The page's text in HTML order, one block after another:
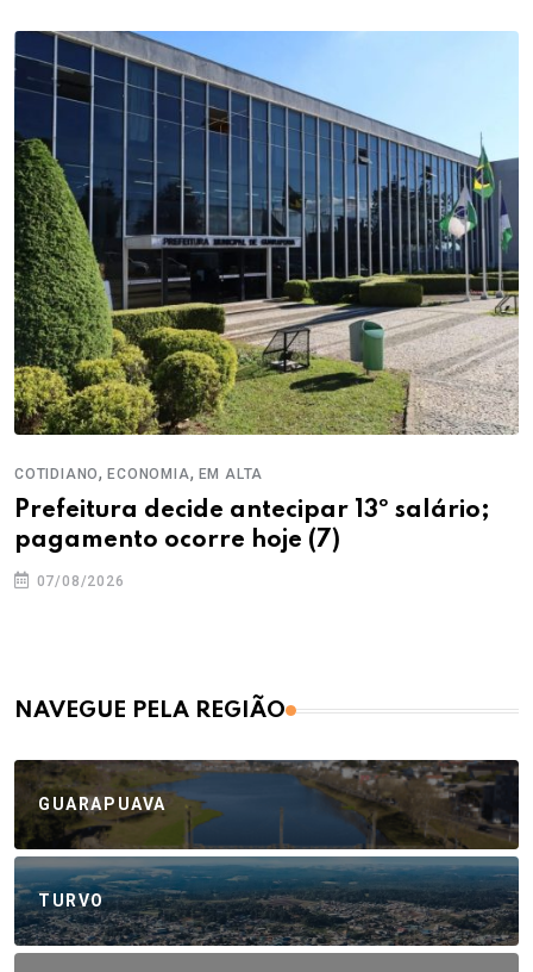
COTIDIANO,ECONOMIA, EM ALTA
Prefeitura decide antecipar 13º salário;
pagamento ocorre hoje (7)
07/08/2026
NAVEGUE PELA REGIÃO
GUARAPUAVA
TURVO